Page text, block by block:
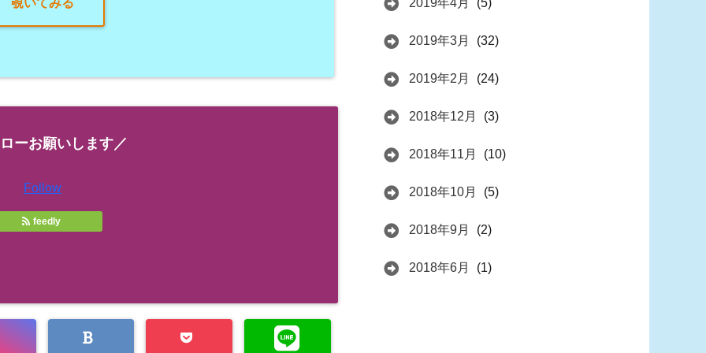
ーお願いします／
Follow
feedly
2019年4月 (5)
2019年3月 (32)
2019年2月 (24)
2018年12月 (3)
2018年11月 (10)
2018年10月 (5)
2018年9月 (2)
2018年6月 (1)